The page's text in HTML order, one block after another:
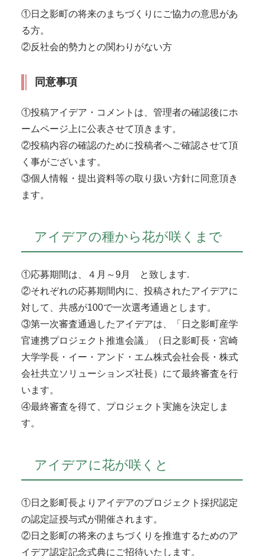
①日之影町の将来のまちづくりにご協力の意思があ
る方。
②反社会的勢力との関わりがない方
同意事項
①投稿アイデア・コメントは、管理者の確認後にホ
ームページ上に公表させて頂きます。
②投稿内容の確認のために投稿者へご確認させて頂
く事がございます。
③個人情報・提出資料等の取り扱い方針に同意頂き
ます。
アイデアの種から花が咲くまで
①応募期間は、４月～9月 と致します.
②それぞれの応募期間内に、投稿されたアイデアに
対して、共感が100で一次選考通過とします。
③第一次審査通過したアイデアは、「日之影町産学
官連携プロジェクト推進会議」（日之影町長・宮崎
大学学長・イー・アンド・エム株式会社会長・株式
会社共立ソリューションズ社長）にて最終審査を行
います。
④最終審査を得て、プロジェクト実施を決定しま
す。
アイデアに花が咲くと
①日之影町長よりアイデアのプロジェクト採択認定
の認定証授与式が開催されます。
②日之影町の将来のまちづくりを推進するためのア
イデア認定記念式典にご招待いたします。